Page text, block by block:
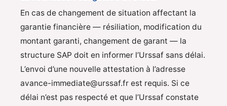
En cas de changement de situation affectant la
garantie financière — résiliation, modification du
montant garanti, changement de garant — la
structure SAP doit en informer l’Urssaf sans délai.
L’envoi d’une nouvelle attestation à l’adresse
avance-immediate@urssaf.fr est requis. Si ce
délai n’est pas respecté et que l’Urssaf constate